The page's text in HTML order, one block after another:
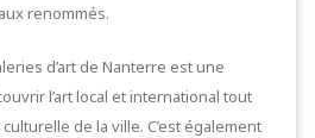
renommés.
d’art de Nanterre est une
l’art local et international tout
de la ville. C’est également